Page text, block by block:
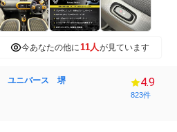
今あなたの他に11人が見ています
ユニバース 堺 4.9
823件